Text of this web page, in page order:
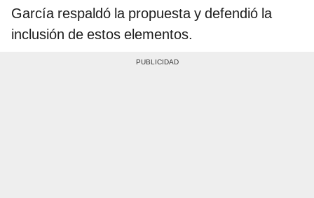
García respaldó la propuesta y defendió la
inclusión de estos elementos.